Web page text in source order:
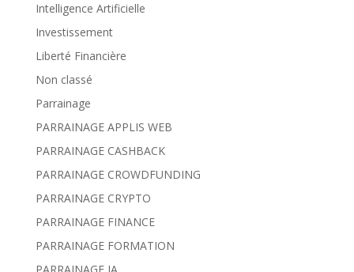
Intelligence Artificielle
Investissement
Liberté Financière
Non classé
Parrainage
PARRAINAGE APPLIS WEB
PARRAINAGE CASHBACK
PARRAINAGE CROWDFUNDING
PARRAINAGE CRYPTO
PARRAINAGE FINANCE
PARRAINAGE FORMATION